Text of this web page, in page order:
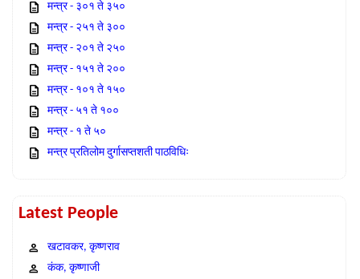
मन्त्र - ३०१ ते ३५०
मन्त्र - २५१ ते ३००
मन्त्र - २०१ ते २५०
मन्त्र - १५१ ते २००
मन्त्र - १०१ ते १५०
मन्त्र - ५१ ते १००
मन्त्र - १ ते ५०
मन्त्र प्रतिलोम दुर्गासप्तशती पाठविधिः
Latest People
खटावकर, कृष्णराव
कंक, कृष्णाजी